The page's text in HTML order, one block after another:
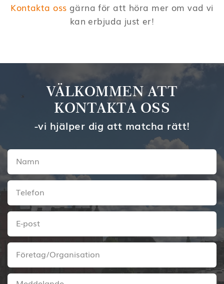
Kontakta oss gärna för att höra mer om vad vi
kan erbjuda just er!
VÄLKOMMEN ATT
KONTAKTA OSS
-vi hjälper dig att matcha rätt!